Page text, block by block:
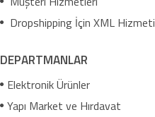
Dropshipping İçin XML Hizmeti
DEPARTMANLAR
Elektronik Ürünler
Yapı Market ve Hırdavat